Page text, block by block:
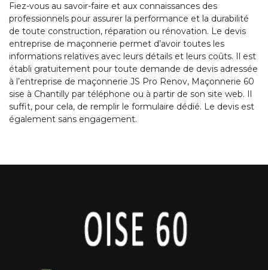
Fiez-vous au savoir-faire et aux connaissances des
professionnels pour assurer la performance et la durabilité
de toute construction, réparation ou rénovation. Le devis
entreprise de maçonnerie permet d’avoir toutes les
informations relatives avec leurs détails et leurs coûts. Il est
établi gratuitement pour toute demande de devis adressée
à l’entreprise de maçonnerie JS Pro Renov, Maçonnerie 60
sise à Chantilly par téléphone ou à partir de son site web. Il
suffit, pour cela, de remplir le formulaire dédié. Le devis est
également sans engagement.